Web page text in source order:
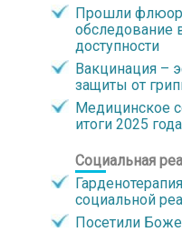
Прошли
обследование
доступности
Вакцинация –
защиты от
Медицинское
итоги 2025 года
Социальная
социальной
Посетили